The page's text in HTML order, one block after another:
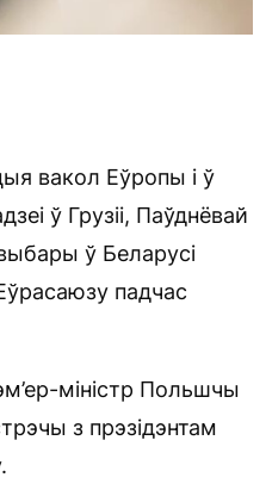
вакол Еўропы і ў
ў Грузіі, Паўднёвай
ў Беларусі
падчас
міністр Польшчы
з прэзідэнтам